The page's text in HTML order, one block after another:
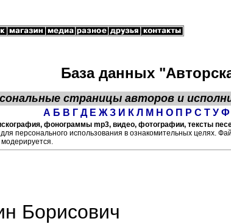
База данных
страницы авторов и
А Б В Г Д Е Ж З И К Л М Н О П Р С Т У Ф
фонограммы mp3, видео, фотографии, тексты
персонального использования в ознакомительных целях.
Борисович